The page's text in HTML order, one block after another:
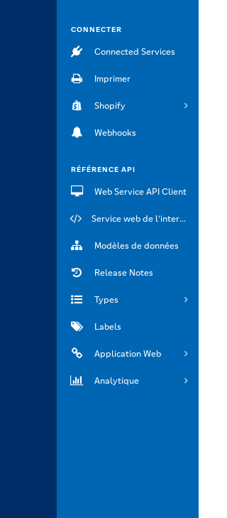
CONNECTER
Connected Services
Imprimer
Shopify
Webhooks
RÉFÉRENCE API
Web Service API Client
Service web de l’interface API
Modèles de données
Release Notes
Types
Labels
Application Web
Analytique